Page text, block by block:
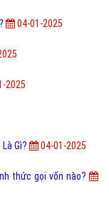
04-01-2025
2025
Gì? 04-01-2025
thức gọi vốn nào?